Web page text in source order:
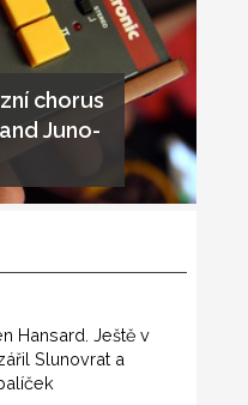
chorus
Juno-
Hansard. Ještě v
Slunovrat a